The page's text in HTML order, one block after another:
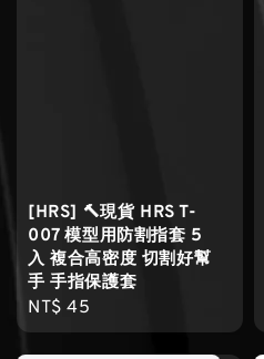
[HRS] 🔨現貨 HRS T-
007 模型用防割指套 5
入 複合高密度 切割好幫
手 手指保護套
Regular
price
NT$ 45